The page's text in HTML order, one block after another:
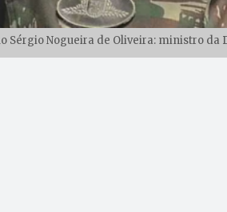
Sérgio Nogueira de Oliveira: ministro da